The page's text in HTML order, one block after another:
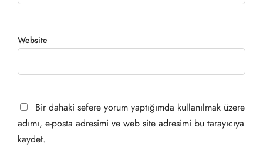
Website
Bir dahaki sefere yorum yaptığımda kullanılmak üzere
adımı, e-posta adresimi ve web site adresimi bu tarayıcıya
kaydet.